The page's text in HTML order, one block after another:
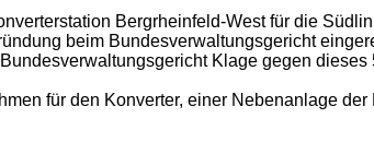
Berg­rhein­feld-West für die
beim Bun­des­ver­wal­tungs­ge­richt
Kla­ge gegen
für den Kon­ver­ter, einer Neben­an­la­ge